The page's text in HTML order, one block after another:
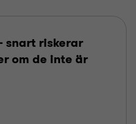
snart riskerar
om de inte är